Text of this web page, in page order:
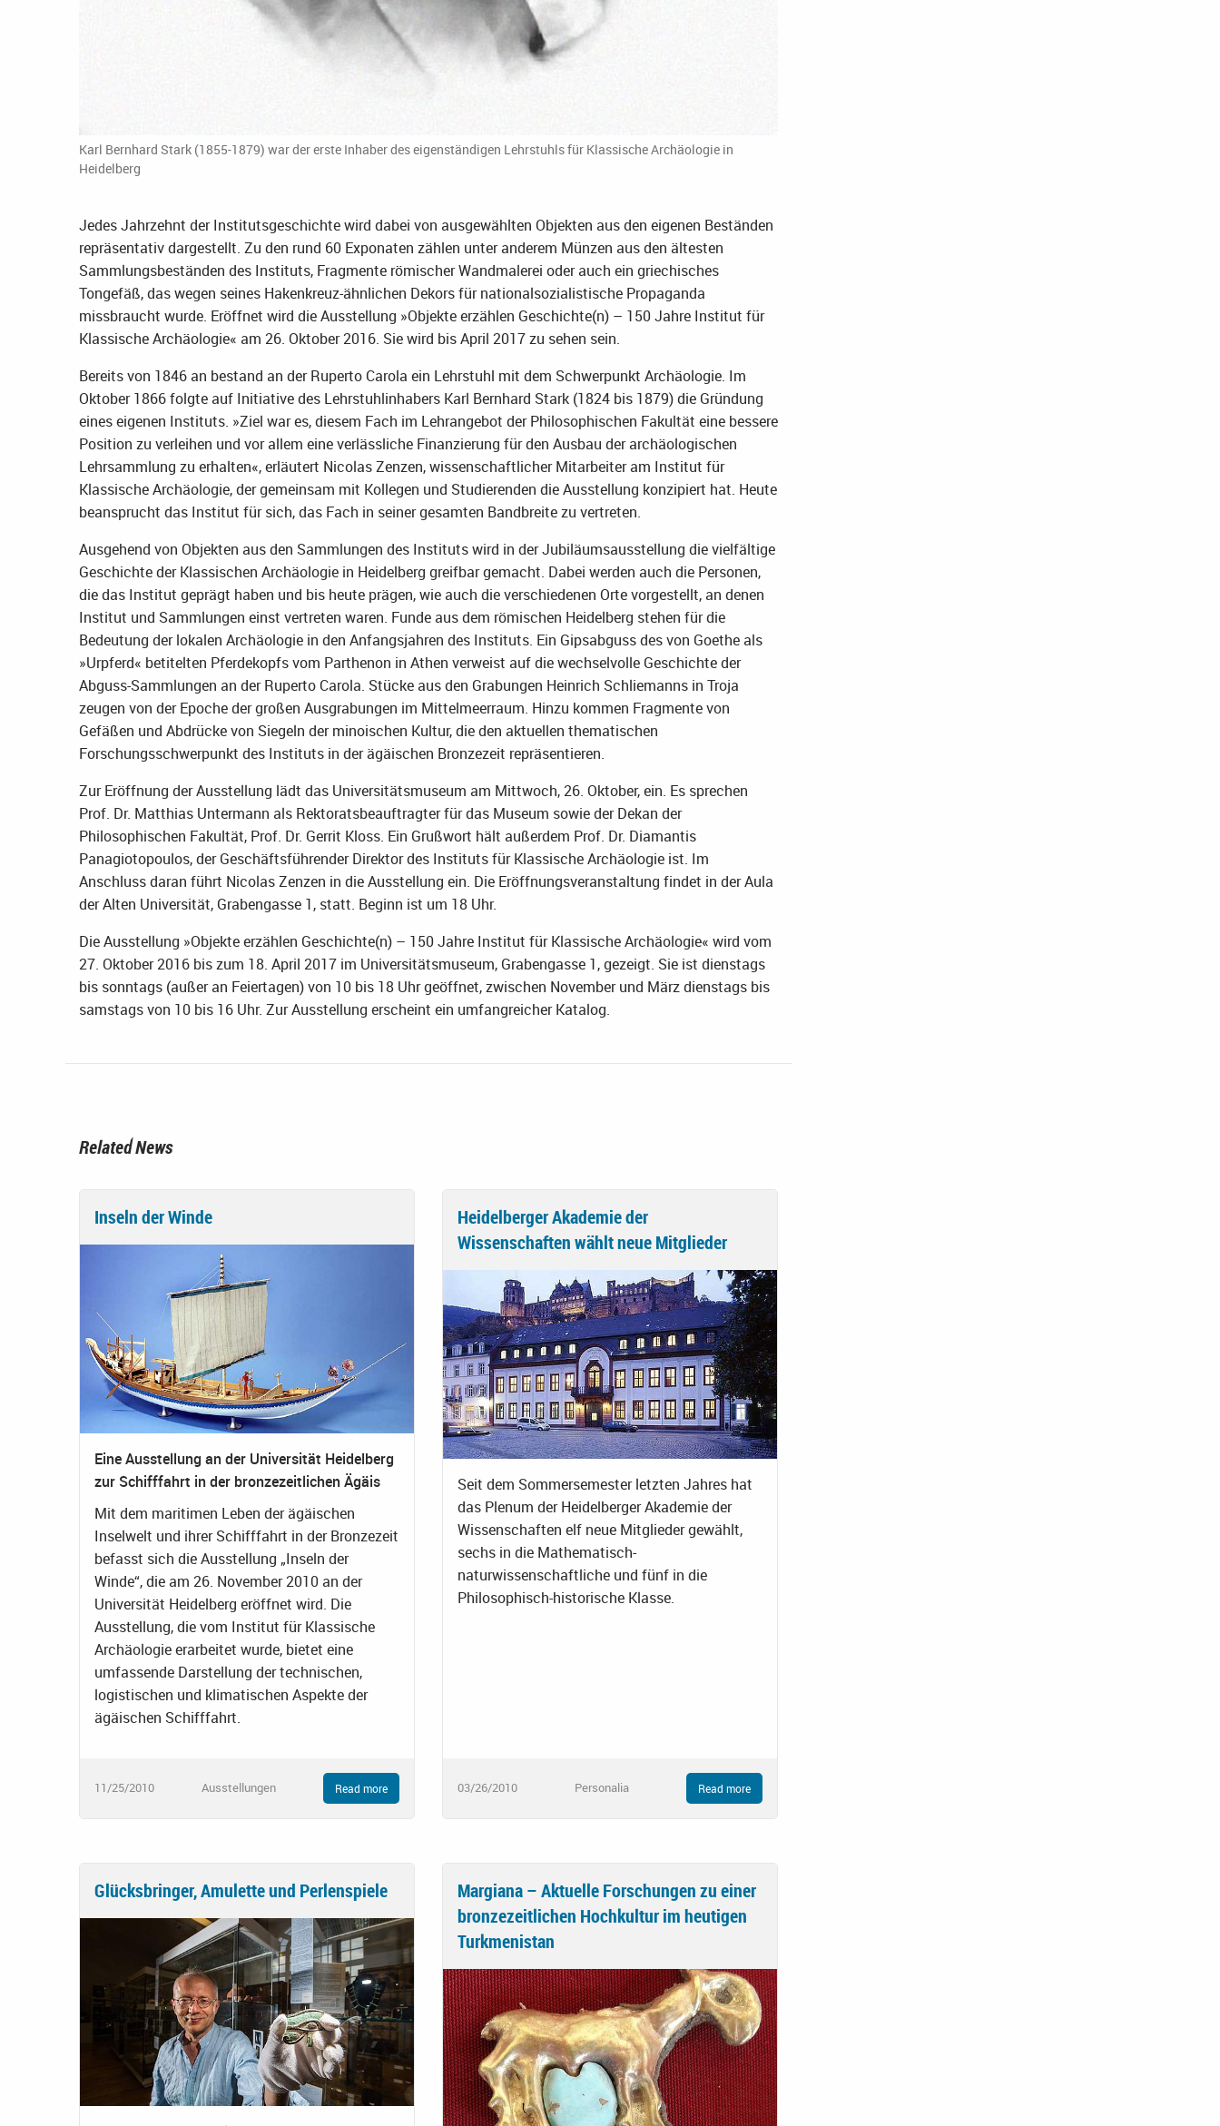
Karl Bernhard Stark (1855-1879) war der erste Inhaber des eigenständigen Lehrstuhls für Klassische Archäologie in
Heidelberg
Jedes Jahrzehnt der Institutsgeschichte wird dabei von ausgewählten Objekten aus den eigenen Beständen
repräsentativ dargestellt. Zu den rund 60 Exponaten zählen unter anderem Münzen aus den ältesten
Sammlungsbeständen des Instituts, Fragmente römischer Wandmalerei oder auch ein griechisches
Tongefäß, das wegen seines Hakenkreuz-ähnlichen Dekors für nationalsozialistische Propaganda
missbraucht wurde. Eröffnet wird die Ausstellung »Objekte erzählen Geschichte(n) – 150 Jahre Institut für
Klassische Archäologie« am 26. Oktober 2016. Sie wird bis April 2017 zu sehen sein.
Bereits von 1846 an bestand an der Ruperto Carola ein Lehrstuhl mit dem Schwerpunkt Archäologie. Im
Oktober 1866 folgte auf Initiative des Lehrstuhlinhabers Karl Bernhard Stark (1824 bis 1879) die Gründung
eines eigenen Instituts. »Ziel war es, diesem Fach im Lehrangebot der Philosophischen Fakultät eine bessere
Position zu verleihen und vor allem eine verlässliche Finanzierung für den Ausbau der archäologischen
Lehrsammlung zu erhalten«, erläutert Nicolas Zenzen, wissenschaftlicher Mitarbeiter am Institut für
Klassische Archäologie, der gemeinsam mit Kollegen und Studierenden die Ausstellung konzipiert hat. Heute
beansprucht das Institut für sich, das Fach in seiner gesamten Bandbreite zu vertreten.
Ausgehend von Objekten aus den Sammlungen des Instituts wird in der Jubiläumsausstellung die vielfältige
Geschichte der Klassischen Archäologie in Heidelberg greifbar gemacht. Dabei werden auch die Personen,
die das Institut geprägt haben und bis heute prägen, wie auch die verschiedenen Orte vorgestellt, an denen
Institut und Sammlungen einst vertreten waren. Funde aus dem römischen Heidelberg stehen für die
Bedeutung der lokalen Archäologie in den Anfangsjahren des Instituts. Ein Gipsabguss des von Goethe als
»Urpferd« betitelten Pferdekopfs vom Parthenon in Athen verweist auf die wechselvolle Geschichte der
Abguss-Sammlungen an der Ruperto Carola. Stücke aus den Grabungen Heinrich Schliemanns in Troja
zeugen von der Epoche der großen Ausgrabungen im Mittelmeerraum. Hinzu kommen Fragmente von
Gefäßen und Abdrücke von Siegeln der minoischen Kultur, die den aktuellen thematischen
Forschungsschwerpunkt des Instituts in der ägäischen Bronzezeit repräsentieren.
Zur Eröffnung der Ausstellung lädt das Universitätsmuseum am Mittwoch, 26. Oktober, ein. Es sprechen
Prof. Dr. Matthias Untermann als Rektoratsbeauftragter für das Museum sowie der Dekan der
Philosophischen Fakultät, Prof. Dr. Gerrit Kloss. Ein Grußwort hält außerdem Prof. Dr. Diamantis
Panagiotopoulos, der Geschäftsführender Direktor des Instituts für Klassische Archäologie ist. Im
Anschluss daran führt Nicolas Zenzen in die Ausstellung ein. Die Eröffnungsveranstaltung findet in der Aula
der Alten Universität, Grabengasse 1, statt. Beginn ist um 18 Uhr.
Die Ausstellung »Objekte erzählen Geschichte(n) – 150 Jahre Institut für Klassische Archäologie« wird vom
27. Oktober 2016 bis zum 18. April 2017 im Universitätsmuseum, Grabengasse 1, gezeigt. Sie ist dienstags
bis sonntags (außer an Feiertagen) von 10 bis 18 Uhr geöffnet, zwischen November und März dienstags bis
samstags von 10 bis 16 Uhr. Zur Ausstellung erscheint ein umfangreicher Katalog.
Related News
Inseln der Winde
Eine Ausstellung an der Universität Heidelberg
zur Schifffahrt in der bronzezeitlichen Ägäis
Mit dem maritimen Leben der ägäischen
Inselwelt und ihrer Schifffahrt in der Bronzezeit
befasst sich die Ausstellung „Inseln der
Winde“, die am 26. November 2010 an der
Universität Heidelberg eröffnet wird. Die
Ausstellung, die vom Institut für Klassische
Archäologie erarbeitet wurde, bietet eine
umfassende Darstellung der technischen,
logistischen und klimatischen Aspekte der
ägäischen Schifffahrt.
11/25/2010 Ausstellungen Read more
Heidelberger Akademie der
Wissenschaften wählt neue Mitglieder
Seit dem Sommersemester letzten Jahres hat
das Plenum der Heidelberger Akademie der
Wissenschaften elf neue Mitglieder gewählt,
sechs in die Mathematisch-
naturwissenschaftliche und fünf in die
Philosophisch-historische Klasse.
03/26/2010 Personalia Read more
Glücksbringer, Amulette und Perlenspiele
Margiana – Aktuelle Forschungen zu einer
bronzezeitlichen Hochkultur im heutigen
Turkmenistan